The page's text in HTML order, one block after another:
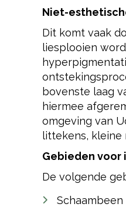
Niet-
Dit komt vaak
liesplooien
bovenste laag
hiermee
omgeving van
littekens, kleine
Gebieden voor
De volgende